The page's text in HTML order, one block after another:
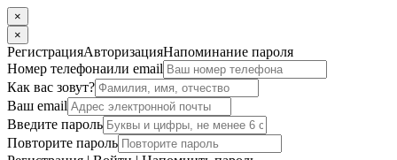
×
×
РегистрацияАвторизацияНапоминание пароля
Номер телефонаили email
Как вас зовут?
Ваш email
Введите пароль
Повторите пароль